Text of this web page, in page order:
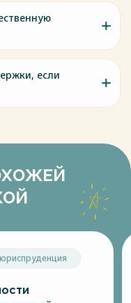
если